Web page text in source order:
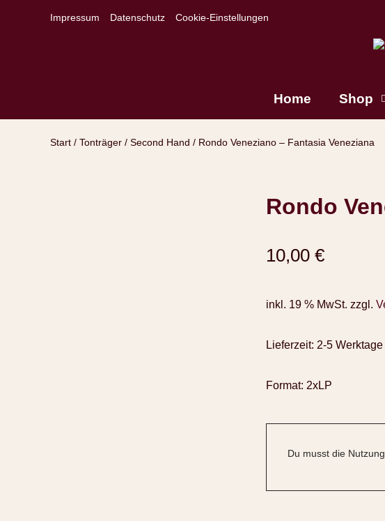
Home Shop
Impressum Datenschutz
Cookie-Einstellungen
Start / Tonträger / Second Hand / Rondo Veneziano – Fantasia Veneziana
Rondo
10,00 €
inkl. 19 % MwSt. zzgl.
Lieferzeit: 2-5
Format: 2xLP
Du musst die